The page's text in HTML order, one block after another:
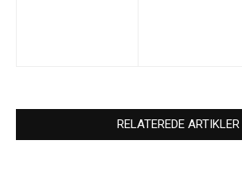
RELATEREDE ARTIKLER